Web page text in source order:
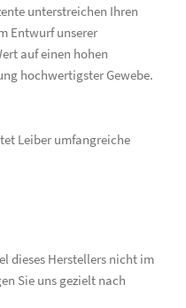
unterstreichen Ihren
Entwurf unserer
auf einen hohen
hochwertigster Gewebe.
Leiber umfangreiche
dieses Herstellers nicht im
Sie uns gezielt nach